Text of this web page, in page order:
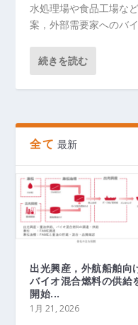
水処理場や食品工場な
案，外部需要家へのバ
続きを読む
全て 最新
出光興産，外航船舶向
バイオ混合燃料の供給
開始...
1月 21, 2026